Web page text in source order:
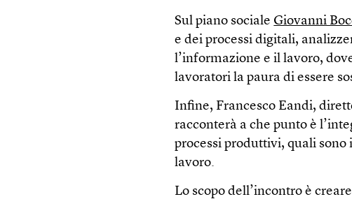
Sul piano sociale Giovanni
e dei processi digitali,
l’informazione e il lavoro,
lavoratori la paura di essere
Infine, Francesco Eandi,
racconterà a che punto è
processi produttivi, quali sono
lavoro.
Lo scopo dell’incontro è